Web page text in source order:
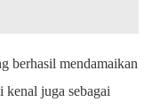
berhasil mendamaikan
kenal juga sebagai